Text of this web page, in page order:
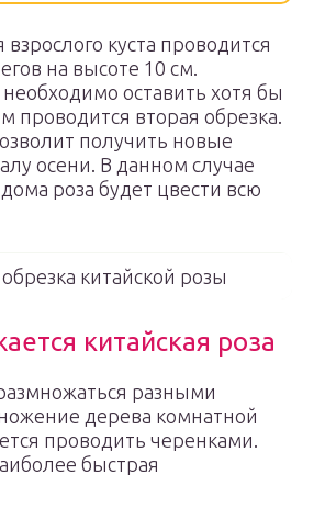
куста проводится
на высоте 10 см.
оставить хотя бы
проводится вторая обрезка.
получить новые
осени. В данном случае
роза будет цвести всю
китайской розы
китайская роза
разными
дерева комнатной
проводить черенками.
быстрая